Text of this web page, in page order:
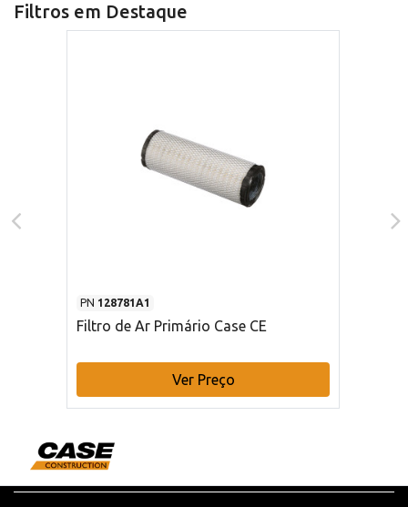
Filtros em Destaque
PN 128781A1
Filtro de Ar Primário Case CE
Ver Preço